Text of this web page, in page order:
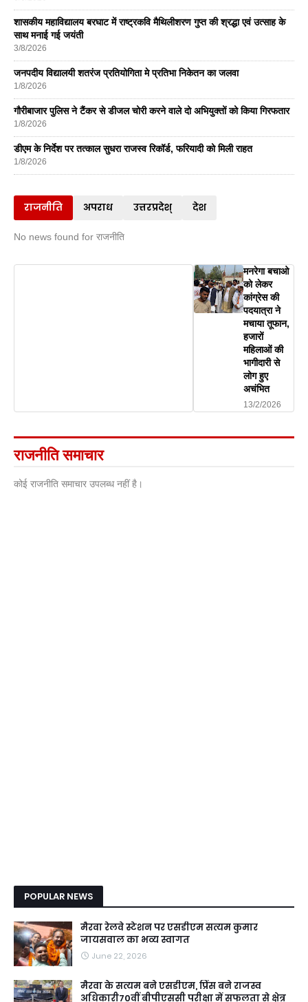
शासकीय महाविद्यालय बरघाट में राष्ट्रकवि मैथिलीशरण गुप्त की श्रद्धा एवं उत्साह के
साथ मनाई गई जयंती
3/8/2026
जनपदीय विद्यालयी शतरंज प्रतियोगिता मे प्रतिभा निकेतन का जलवा
1/8/2026
गौरीबाजार पुलिस ने टैंकर से डीजल चोरी करने वाले दो अभियुक्तों को किया गिरफतार
1/8/2026
डीएम के निर्देश पर तत्काल सुधरा राजस्व रिकॉर्ड, फरियादी को मिली राहत
1/8/2026
राजनीति अपराध उत्तरप्रदेश् देश
No news found for राजनीति
मनरेगा बचाओ
को लेकर
कांग्रेस की
पदयात्रा ने
मचाया तूफान,
हजारों
महिलाओं की
भागीदारी से
लोग हुए
अचंभित
13/2/2026
राजनीति समाचार
कोई राजनीति समाचार उपलब्ध नहीं है।
POPULAR NEWS
मैरवा रेलवे स्टेशन पर एसडीएम सत्यम कुमार
जायसवाल का भव्य स्वागत
June 22, 2026
मैरवा के सत्यम बने एसडीएम, प्रिंस बने राजस्व
अधिकारी70वीं बीपीएससी परीक्षा में सफलता से क्षेत्र